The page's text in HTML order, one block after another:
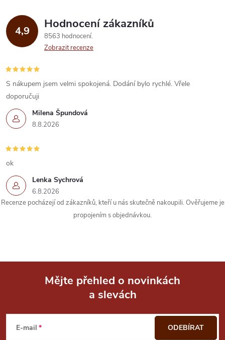
d
a
c
í
p
r
v
k
y
v
u
4,9 Hodnocení zákazníků
8563 hodnocení
Zobrazit recenze
Milena Špundová
8.8.2026
S nákupem jsem velmi spokojená. Dodání bylo rychlé. Vřele
doporučuji
Lenka Sychrová
6.8.2026
ok
Recenze pocházejí od zákazníků, kteří u nás skutečně nakoupili. Ověřujeme je
propojením s objednávkou.
Mějte přehled o novinkách
a slevách
E-mail ODEBÍRAT